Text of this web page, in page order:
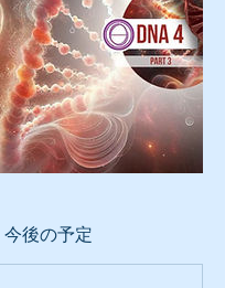
今後の予定